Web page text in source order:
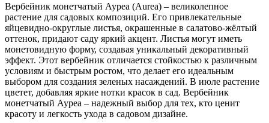
Вербейник монетчатый Ауреа (Aurea) – великолепное
растение для садовых композиций. Его привлекательные
яйцевидно-округлые листья, окрашенные в салатово-жёлтый
оттенок, придают саду яркий акцент. Листья могут иметь
монетовидную форму, создавая уникальный декоративный
эффект. Этот вербейник отличается стойкостью к различным
условиям и быстрым ростом, что делает его идеальным
выбором для создания зеленых насаждений. В июле растение
цветет, добавляя яркие нотки красок в сад. Вербейник
монетчатый Ауреа – надежный выбор для тех, кто ценит
красоту и легкость ухода в садовом дизайне.